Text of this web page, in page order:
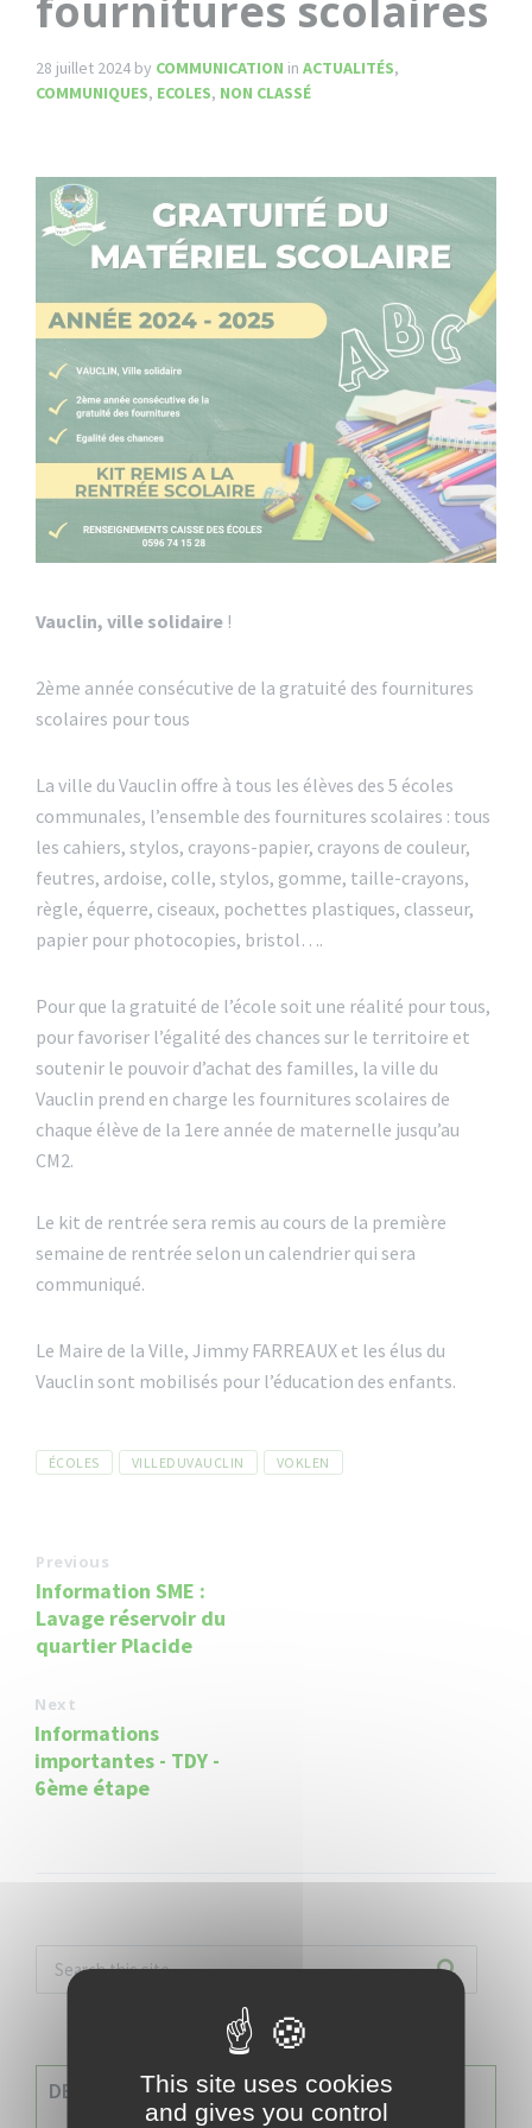
28 juillet 2024 by COMMUNICATION in ACTUALITÉS,
COMMUNIQUES, ECOLES, NON CLASSÉ
Vauclin, ville solidaire !
2ème année consécutive de la gratuité des fournitures
scolaires pour tous
La ville du Vauclin offre à tous les élèves des 5 écoles
communales, l’ensemble des fournitures scolaires : tous
les cahiers, stylos, crayons-papier, crayons de couleur,
feutres, ardoise, colle, stylos, gomme, taille-crayons,
règle, équerre, ciseaux, pochettes plastiques, classeur,
papier pour photocopies, bristol….
Pour que la gratuité de l’école soit une réalité pour tous,
pour favoriser l’égalité des chances sur le territoire et
soutenir le pouvoir d’achat des familles, la ville du
Vauclin prend en charge les fournitures scolaires de
chaque élève de la 1ere année de maternelle jusqu’au
CM2.
Le kit de rentrée sera remis au cours de la première
semaine de rentrée selon un calendrier qui sera
communiqué.
Le Maire de la Ville, Jimmy FARREAUX et les élus du
Vauclin sont mobilisés pour l’éducation des enfants.
Tags
ÉCOLES VILLEDUVAUCLIN VOKLEN
Previous
Information SME :
Lavage réservoir du
quartier Placide
Next
Informations
importantes - TDY -
6ème étape
DERNIERES INFOSThis site uses cookies
and gives you control